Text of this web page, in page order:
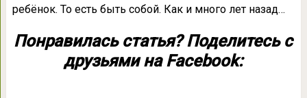
ребёнок. То есть быть собой. Как и много лет назад…
Понравилась статья? Поделитесь с
друзьями на Facebook: